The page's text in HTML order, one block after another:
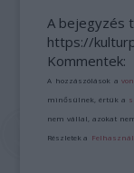
A bejegyzés
https://
Kommentek:
A hozzászólások a
minősülnek, értük a
nem vállal, azokat
Részletek a